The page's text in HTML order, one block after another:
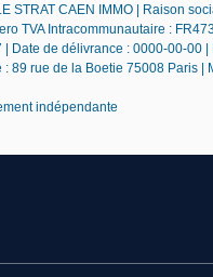
STRAT CAEN IMMO | Raison
TVA Intracommunautaire :
Date de délivrance : 0000-00-00
89 rue de la Boetie 75008 Paris
indépendante